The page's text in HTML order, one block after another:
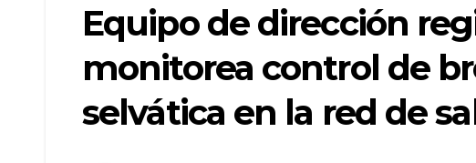
Equipo de dirección
monitorea control de
selvática en la red de